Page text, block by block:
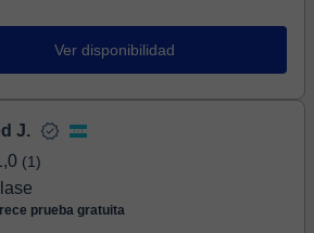
Ver disponibilidad
J.
(1)
prueba gratuita